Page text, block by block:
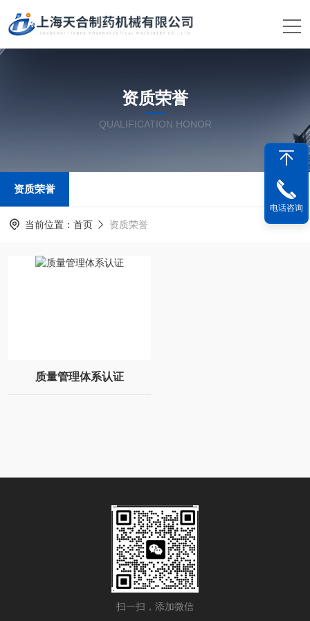
资质荣誉
QUALIFICATION HONOR
资质荣誉
当前位置： 首页 资质荣誉
质量管理体系认证
扫一扫，添加微信
电话咨询